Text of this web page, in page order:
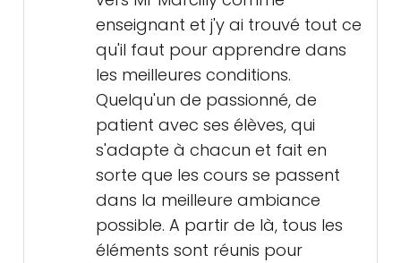
enseignant et j'y ai trouvé tout ce
qu'il faut pour apprendre dans
les meilleures conditions.
Quelqu'un de passionné, de
patient avec ses élèves, qui
s'adapte à chacun et fait en
sorte que les cours se passent
dans la meilleure ambiance
possible. A partir de là, tous les
éléments sont réunis pour